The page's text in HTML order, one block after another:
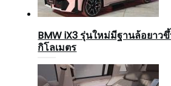
BMW iX3 รุ่นใหม่มีฐานล้อยาว
กิโลเมตร